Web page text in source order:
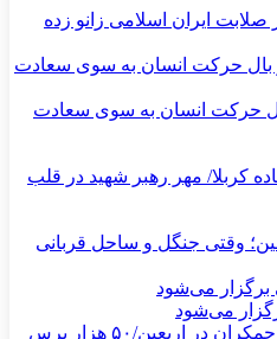
صلابت ایران اسلامی زانو زده
حرکت انسان به سوی سعادت
کربلا/ مهر رهبر شهید در قلب
وقتی جنگل و ساحل قربانی
می‌شود